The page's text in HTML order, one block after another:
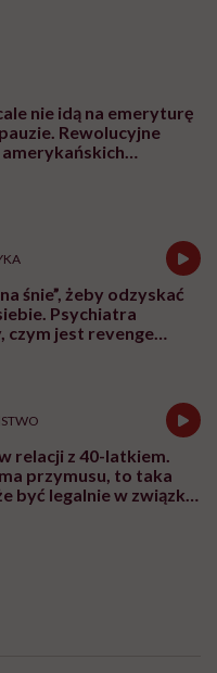
w formie
dostępność pięć dni
zespół
specjalistę